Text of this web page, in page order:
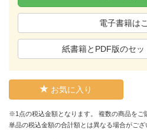
電子書籍は
紙書籍とPDF版のセッ
お気に入り
※1点の税込金額となります。 複数の商品をご
単品の税込金額の合計額とは異なる場合がござ